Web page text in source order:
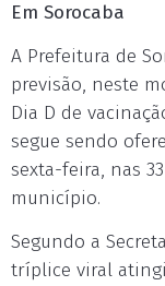
Em Sorocaba
A Prefeitura de
previsão, neste
Dia D de
segue sendo
sexta-feira, nas
município.
Segundo a
tríplice viral